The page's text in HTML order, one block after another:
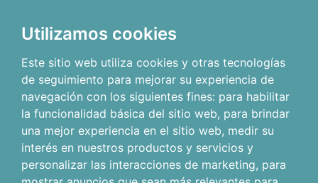
Utilizamos cookies
Este sitio web utiliza cookies y otras tecnologías
de seguimiento para mejorar su experiencia de
navegación con los siguientes fines: para habilitar
la funcionalidad básica del sitio web, para brindar
una mejor experiencia en el sitio web, medir su
interés en nuestros productos y servicios y
personalizar las interacciones de marketing, para